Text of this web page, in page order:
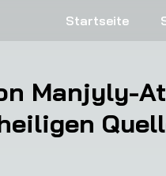
Startseite
Manjyly-